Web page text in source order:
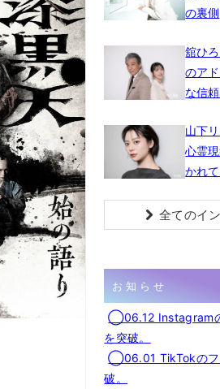
の裏側
舘ひ
のア
な信
山下
心霊
かれ
全てのイ
お知らせ
◯06.12 Instagram
を突破。
◯06.01 TikTokのフ
破。